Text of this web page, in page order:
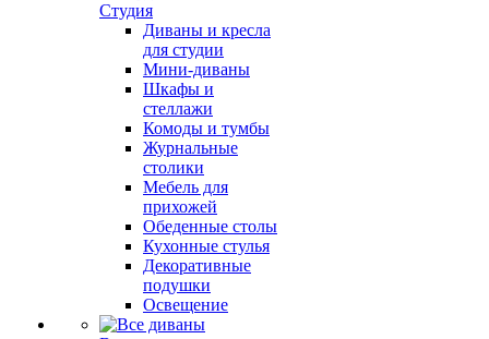
Студия
Диваны и кресла
для студии
Мини-диваны
Шкафы и
стеллажи
Комоды и тумбы
Журнальные
столики
Мебель для
прихожей
Обеденные столы
Кухонные стулья
Декоративные
подушки
Освещение